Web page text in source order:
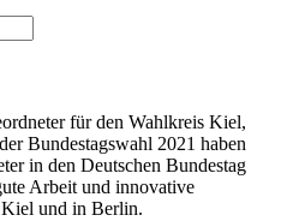
für den Wahlkreis Kiel,
Bundestagswahl 2021 haben
in den Deutschen Bundestag
Arbeit und innovative
und in Berlin.